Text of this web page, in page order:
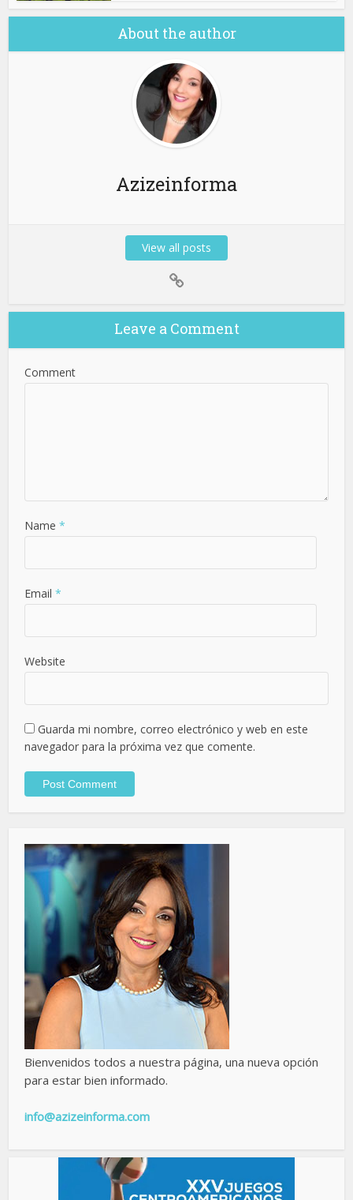
About the author
Azizeinforma
View all posts
Leave a Comment
Comment
Name *
Email *
Website
Guarda mi nombre, correo electrónico y web en este
navegador para la próxima vez que comente.
Bienvenidos todos a nuestra página, una nueva opción
para estar bien informado.
info@azizeinforma.com